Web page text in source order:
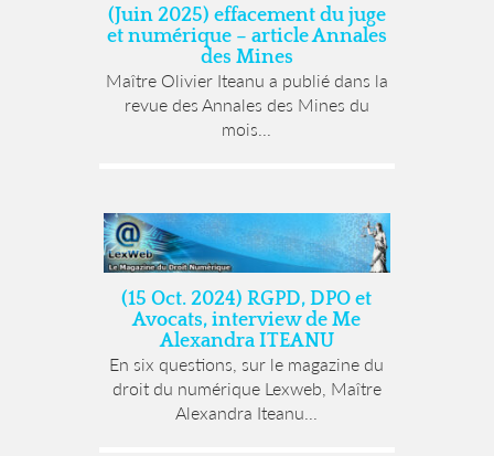
(Juin 2025) effacement du juge
et numérique – article Annales
des Mines
Maître Olivier Iteanu a publié dans la
revue des Annales des Mines du
mois...
(15 Oct. 2024) RGPD, DPO et
Avocats, interview de Me
Alexandra ITEANU
En six questions, sur le magazine du
droit du numérique Lexweb, Maître
Alexandra Iteanu...